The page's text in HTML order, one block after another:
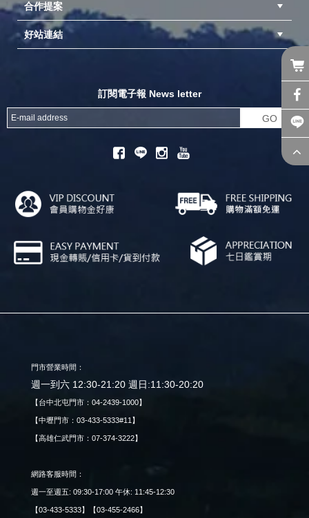
合作提案
異業合作
專案採購
成為供應商
好站連結
訂閱電子報 News letter
GO
門市營業時間：
週一到六 12:30-21:20 週日:11:30-20:20
【台中北屯門市：04-2439-1000】
【中壢門市：03-433-5333#11】
【高雄仁武門市：07-374-3222】
網路客服時間：
週一至週五: 09:30-17:00 午休: 11:45-12:30
【03-433-5333】【03-455-2466】